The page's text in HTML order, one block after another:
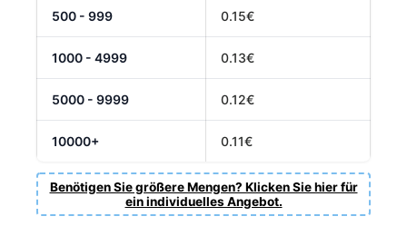
500 - 999 0.15€
1000 - 4999 0.13€
5000 - 9999 0.12€
10000+ 0.11€
Benötigen Sie größere Mengen? Klicken Sie hier für
ein individuelles Angebot.